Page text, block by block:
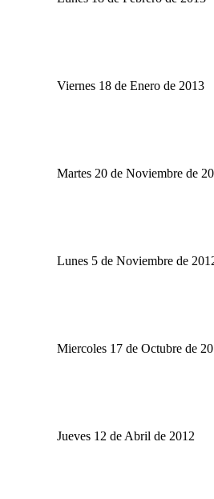
Viernes 18 de Enero de 2013
Martes 20 de Noviembre de
Lunes 5 de Noviembre de
Miercoles 17 de Octubre de
Jueves 12 de Abril de 2012